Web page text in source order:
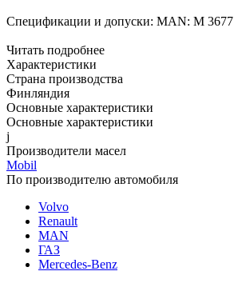
Спецификации и допуски: MAN: М 3677
Читать подробнее
Характеристики
Страна производства
Финляндия
Основные характеристики
Основные характеристики
j
Производители масел
Mobil
По производителю автомобиля
Volvo
Renault
MAN
ГАЗ
Mercedes-Benz